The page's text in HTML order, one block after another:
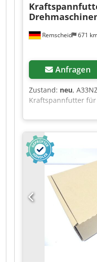
Remscheid 671
Anfragen
Zustand: neu,
Kraftspannfutter für
Erhaltungszustand,
Lieferumfang gem.